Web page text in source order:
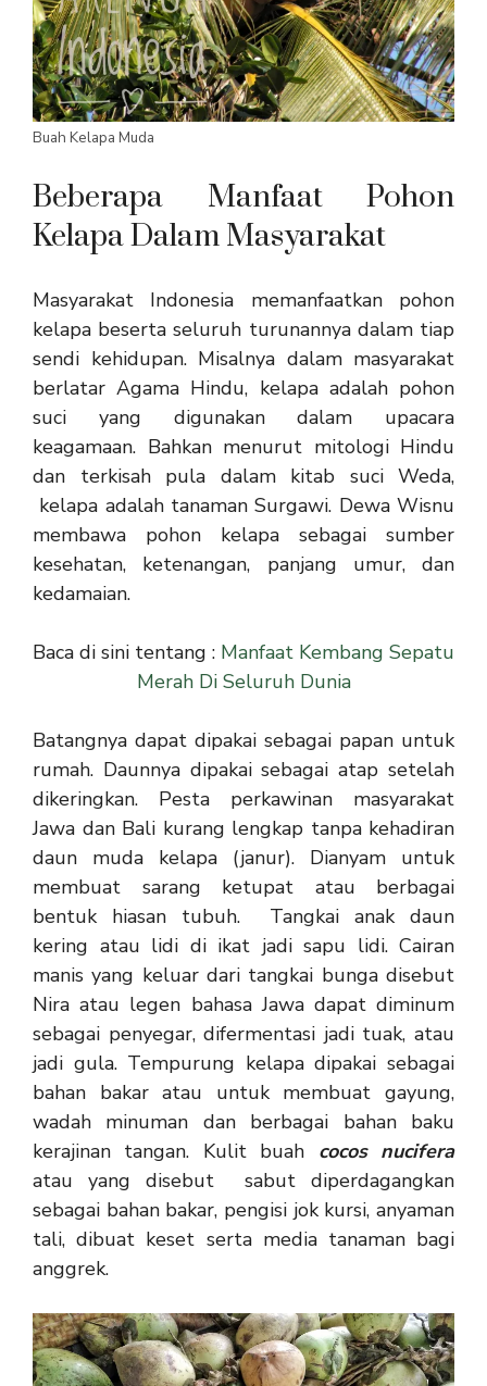
Buah Kelapa Muda
Beberapa Manfaat Pohon
Kelapa Dalam Masyarakat
Masyarakat Indonesia memanfaatkan pohon
kelapa beserta seluruh turunannya dalam tiap
sendi kehidupan. Misalnya dalam masyarakat
berlatar Agama Hindu, kelapa adalah pohon
suci yang digunakan dalam upacara
keagamaan. Bahkan menurut mitologi Hindu
dan terkisah pula dalam kitab suci Weda,
kelapa adalah tanaman Surgawi. Dewa Wisnu
membawa pohon kelapa sebagai sumber
kesehatan, ketenangan, panjang umur, dan
kedamaian.
Baca di sini tentang : Manfaat Kembang Sepatu
Merah Di Seluruh Dunia
Batangnya dapat dipakai sebagai papan untuk
rumah. Daunnya dipakai sebagai atap setelah
dikeringkan. Pesta perkawinan masyarakat
Jawa dan Bali kurang lengkap tanpa kehadiran
daun muda kelapa (janur). Dianyam untuk
membuat sarang ketupat atau berbagai
bentuk hiasan tubuh. Tangkai anak daun
kering atau lidi di ikat jadi sapu lidi. Cairan
manis yang keluar dari tangkai bunga disebut
Nira atau legen bahasa Jawa dapat diminum
sebagai penyegar, difermentasi jadi tuak, atau
jadi gula. Tempurung kelapa dipakai sebagai
bahan bakar atau untuk membuat gayung,
wadah minuman dan berbagai bahan baku
kerajinan tangan. Kulit buah cocos nucifera
atau yang disebut sabut diperdagangkan
sebagai bahan bakar, pengisi jok kursi, anyaman
tali, dibuat keset serta media tanaman bagi
anggrek.